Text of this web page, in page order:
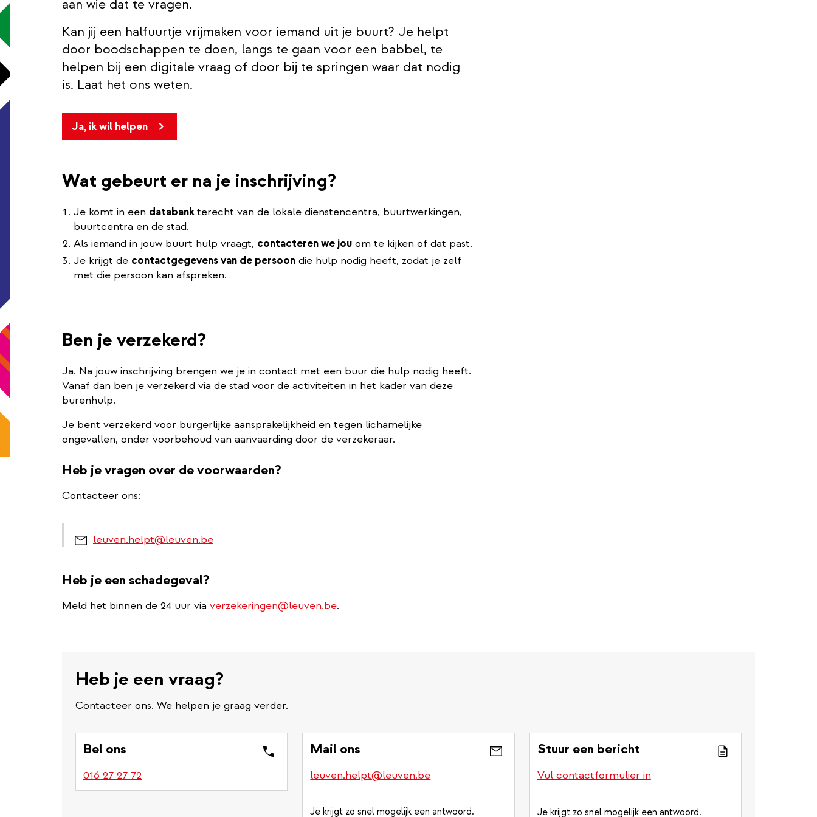
aan wie dat te vragen.
Kan jij een halfuurtje vrijmaken voor iemand uit je buurt? Je helpt
door boodschappen te doen, langs te gaan voor een babbel, te
helpen bij een digitale vraag of door bij te springen waar dat nodig
is. Laat het ons weten.
Ja, ik wil helpen
Wat gebeurt er na je inschrijving?
Je komt in een databankterecht van de lokale dienstencentra, buurtwerkingen,
buurtcentra en de stad.
Als iemand in jouw buurt hulp vraagt, contacteren we jou om te kijken of dat past.
Je krijgt de contactgegevens van de persoon die hulp nodig heeft, zodat je zelf
met die persoon kan afspreken.
Ben je verzekerd?
Ja. Na jouw inschrijving brengen we je in contact met een buur die hulp nodig heeft.
Vanaf dan ben je verzekerd via de stad voor de activiteiten in het kader van deze
burenhulp.
Je bent verzekerd voor burgerlijke aansprakelijkheid en tegen lichamelijke
ongevallen, onder voorbehoud van aanvaarding door de verzekeraar.
Heb je vragen over de voorwaarden?
Contacteer ons:
leuven.helpt@leuven.be
Heb je een schadegeval?
Meld het binnen de 24 uur via verzekeringen@leuven.be.
Heb je een vraag?
Contacteer ons. We helpen je graag verder.
Bel ons
016 27 27 72
Mail ons
leuven.helpt@leuven.be
Je krijgt zo snel mogelijk een antwoord.
Stuur een bericht
Vul contactformulier in
Je krijgt zo snel mogelijk een antwoord.